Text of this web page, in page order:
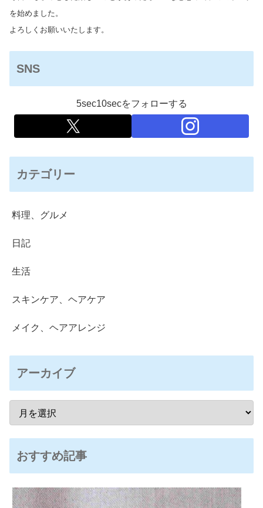
を始めました。
よろしくお願いいたします。
SNS
5sec10secをフォローする
カテゴリー
料理、グルメ
日記
生活
スキンケア、ヘアケア
メイク、ヘアアレンジ
アーカイブ
おすすめ記事